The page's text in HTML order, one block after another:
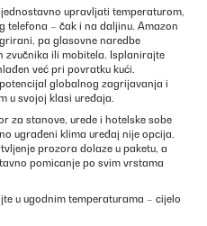
upravljati temperaturom,
telefona – čak i na daljinu. Amazon
pa glasovne naredbe
zvučnika ili mobitela. Isplanirajte
već pri povratku kući.
globalnog zagrijavanja i
u svojoj klasi uređaja.
za stanove, urede i hotelske sobe
ugrađeni klima uređaj nije opcija.
prozora dolaze u paketu, a
pomicanje po svim vrstama
u ugodnim temperaturama – cijelo